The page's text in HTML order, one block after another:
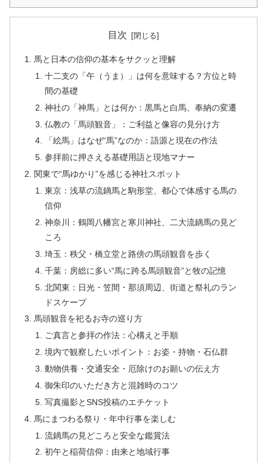
目次
馬と日本の信仰の基本をサクッと理解
十二支の「午（うま）」は何を意味する？方位と時
間の基礎
神社の「神馬」とは何か：黒馬と白馬、奉納の変遷
仏教の「馬頭観音」：ご利益と像容の見分け方
「絵馬」はなぜ“馬”なのか：語源と現在の作法
参拝前に押さえる基礎用語と現地マナー
関東で“馬ゆかり”を感じる神社スポット
東京：浅草の流鏑馬と駒形堂、都心で体感する馬の
信仰
神奈川：鶴岡八幡宮と寒川神社、二大流鏑馬の見ど
ころ
埼玉：秩父・橋立堂と路傍の馬頭観音を歩く
千葉：房総に多い“馬に跨る馬頭観音”と牧の記憶
北関東：日光・笠間・那須周辺、街道と祭礼のラン
ドスケープ
馬頭観音を祀るお寺の巡り方
ご真言と参拝の作法：心構えと手順
境内で観察したいポイント：お姿・持物・石仏群
動物供養・交通安全・厄除けのお願いの伝え方
御朱印のいただき方と混雑時のコツ
写真撮影とSNS投稿のエチケット
馬にまつわる祭り・年中行事を楽しむ
流鏑馬の見どころと安全な鑑賞法
初午と稲荷信仰：由来と地域行事